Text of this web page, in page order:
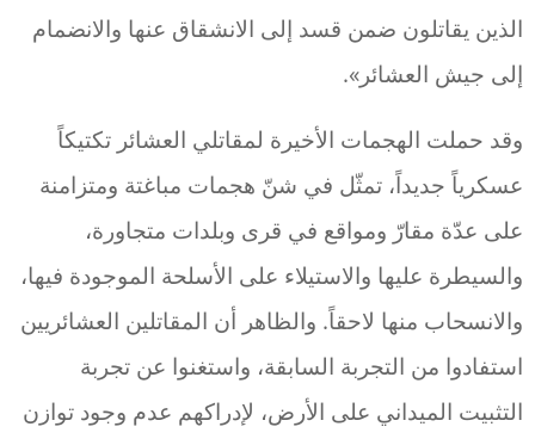
الذين يقاتلون ضمن قسد إلى الانشقاق عنها والانضمام
إلى جيش العشائر».
وقد حملت الهجمات الأخيرة لمقاتلي العشائر تكتيكاً
عسكرياً جديداً، تمثّل في شنّ هجمات مباغتة ومتزامنة
على عدّة مقارّ ومواقع في قرى وبلدات متجاورة،
والسيطرة عليها والاستيلاء على الأسلحة الموجودة فيها،
والانسحاب منها لاحقاً. والظاهر أن المقاتلين العشائريين
استفادوا من التجربة السابقة، واستغنوا عن تجربة
التثبيت الميداني على الأرض، لإدراكهم عدم وجود توازن